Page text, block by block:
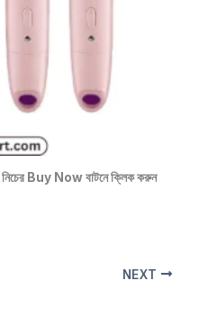
Buy Now বাটনে ক্লিক করুন
NEXT